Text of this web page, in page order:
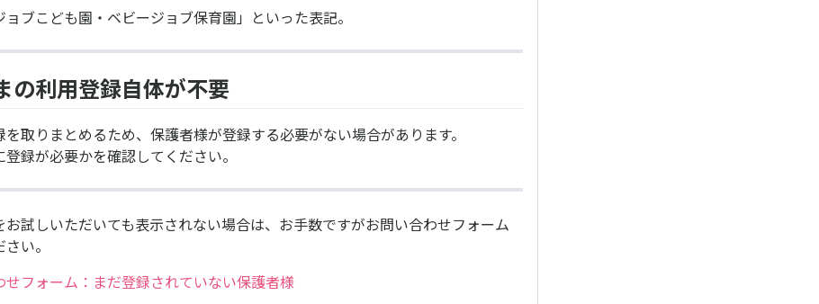
ブこども園・ベビージョブ保育園」といった表記。
利用登録自体が不要
取りまとめるため、保護者様が登録する必要がない場合があります。
録が必要かを確認してください。
お試しいただいても表示されない場合は、お手数ですがお問い合わせフォーム
い。
せフォーム：まだ登録されていない保護者様